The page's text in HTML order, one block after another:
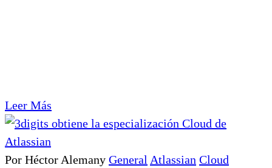
Leer Más
Por Héctor Alemany General Atlassian Cloud